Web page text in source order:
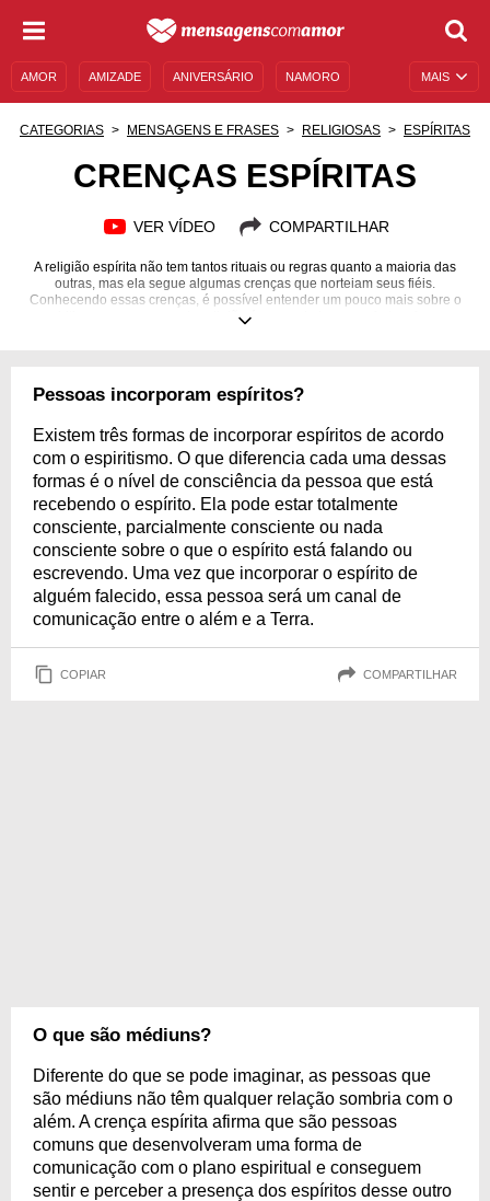
MAIS
AMOR AMIZADE ANIVERSÁRIO NAMORO
DESCULPAS
CATEGORIAS MENSAGENS E FRASES RELIGIOSAS ESPÍRITAS
CRENÇAS ESPÍRITAS
VER VÍDEO COMPARTILHAR
A religião espírita não tem tantos rituais ou regras quanto a maioria das
outras, mas ela segue algumas crenças que norteiam seus fiéis.
Conhecendo essas crenças, é possível entender um pouco mais sobre o
espiritismo e ver como esta religião é capaz de levar conforto e força a
Pessoas incorporam espíritos?
Existem três formas de incorporar espíritos de acordo
com o espiritismo. O que diferencia cada uma dessas
formas é o nível de consciência da pessoa que está
recebendo o espírito. Ela pode estar totalmente
consciente, parcialmente consciente ou nada
consciente sobre o que o espírito está falando ou
escrevendo. Uma vez que incorporar o espírito de
alguém falecido, essa pessoa será um canal de
comunicação entre o além e a Terra.
COPIAR COMPARTILHAR
O que são médiuns?
Diferente do que se pode imaginar, as pessoas que
são médiuns não têm qualquer relação sombria com o
além. A crença espírita afirma que são pessoas
comuns que desenvolveram uma forma de
comunicação com o plano espiritual e conseguem
sentir e perceber a presença dos espíritos desse outro